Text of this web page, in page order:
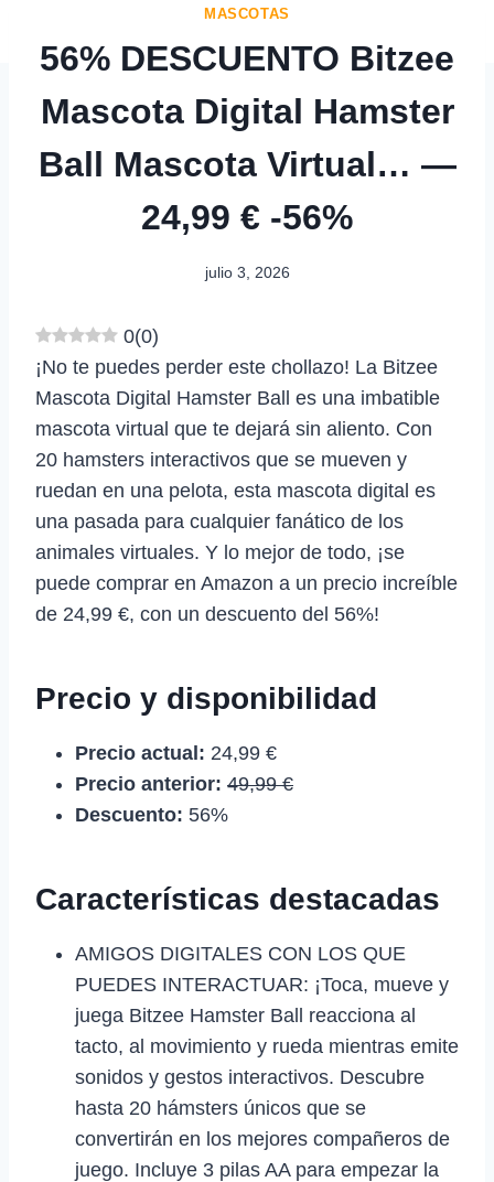
MASCOTAS
56% DESCUENTO Bitzee
Mascota Digital Hamster
Ball Mascota Virtual… —
24,99 € -56%
julio 3, 2026
0(0)
¡No te puedes perder este chollazo! La Bitzee
Mascota Digital Hamster Ball es una imbatible
mascota virtual que te dejará sin aliento. Con
20 hamsters interactivos que se mueven y
ruedan en una pelota, esta mascota digital es
una pasada para cualquier fanático de los
animales virtuales. Y lo mejor de todo, ¡se
puede comprar en Amazon a un precio increíble
de 24,99 €, con un descuento del 56%!
Precio y disponibilidad
Precio actual: 24,99 €
Precio anterior: 49,99 €
Descuento: 56%
Características destacadas
AMIGOS DIGITALES CON LOS QUE
PUEDES INTERACTUAR: ¡Toca, mueve y
juega Bitzee Hamster Ball reacciona al
tacto, al movimiento y rueda mientras emite
sonidos y gestos interactivos. Descubre
hasta 20 hámsters únicos que se
convertirán en los mejores compañeros de
juego. Incluye 3 pilas AA para empezar la